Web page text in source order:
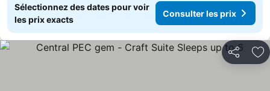
Sélectionnez des dates pour voir
les prix exacts
Consulter les prix
Partager